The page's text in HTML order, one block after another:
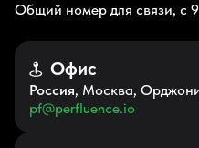
Общий номер для связи, с
Офис
Россия, Москва,
pf@perfluence.io